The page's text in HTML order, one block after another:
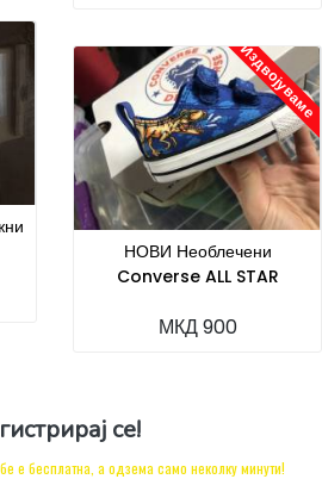
Издвојуваме
НОВИ Необлечени
Converse ALL STAR
МКД 900
се!
е бесплатна, а одзема само неколку минути!